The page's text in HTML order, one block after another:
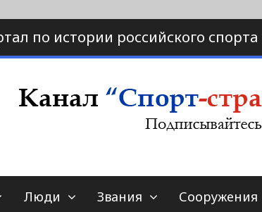
по истории российского спорта
страна.ру
истории спорта
Люди Звания Сооружения